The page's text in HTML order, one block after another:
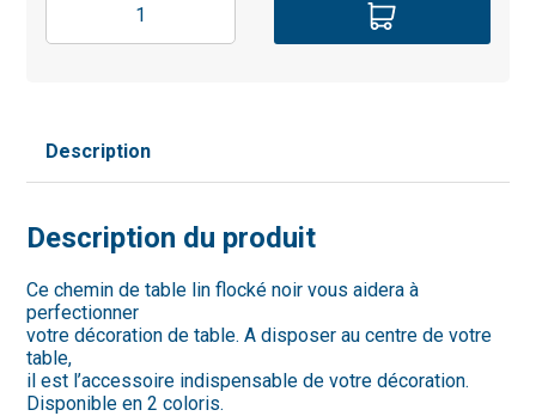
Description
Description du produit
Ce chemin de table lin flocké noir vous aidera à
perfectionner
votre décoration de table. A disposer au centre de votre
table,
il est l’accessoire indispensable de votre décoration.
Disponible en 2 coloris.